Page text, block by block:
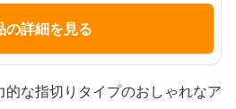
の詳細を見る
な指切りタイプのおしゃれなア